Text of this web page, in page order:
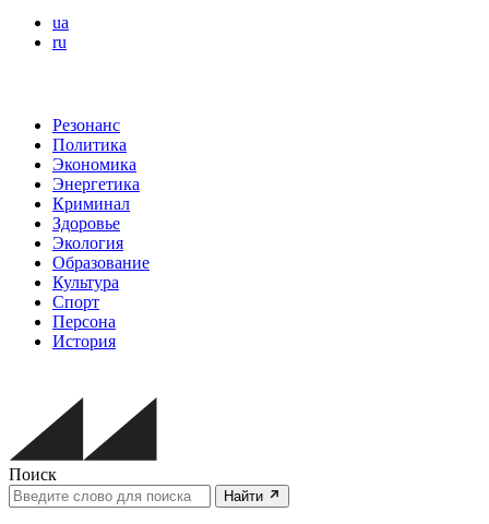
ua
ru
Резонанс
Политика
Экономика
Энергетика
Криминал
Здоровье
Экология
Образование
Культура
Спорт
Персона
История
Поиск
Найти